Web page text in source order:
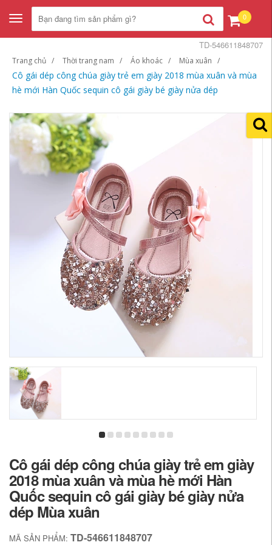
Toggle
navigation
0
Trang chủ Thời trang nam Áo khoác Mùa xuân
Cô gái dép công chúa giày trẻ em giày 2018 mùa xuân và mùa
hè mới Hàn Quốc sequin cô gái giày bé giày nửa dép
TD-546611848707
Cô gái dép công chúa giày trẻ em giày
2018 mùa xuân và mùa hè mới Hàn
Quốc sequin cô gái giày bé giày nửa
dép Mùa xuân
MÃ SẢN PHẨM: TD-546611848707